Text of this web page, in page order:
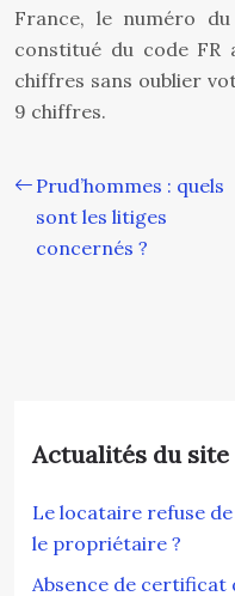
France, le numéro
constitué du code FR
chiffres sans oublier
9 chiffres.
Prud’hommes : quels
sont les litiges
concernés ?
Actualités du site
Le locataire refuse
le propriétaire ?
Absence de